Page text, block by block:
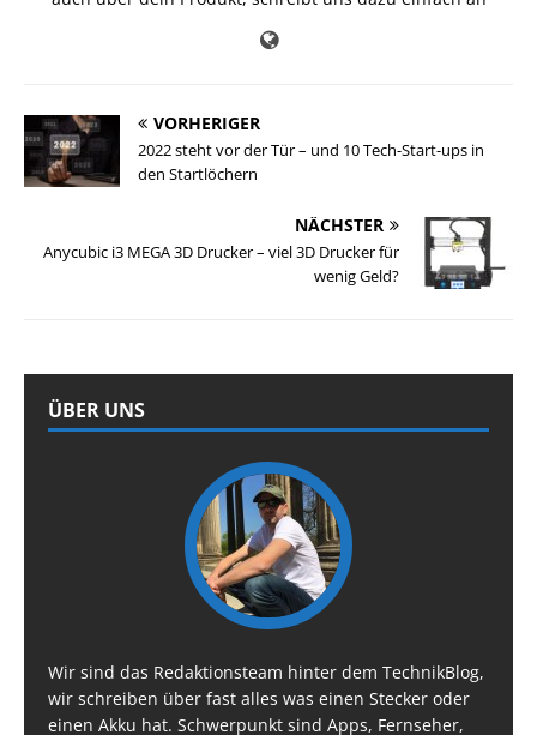
VORHERIGER
2022 steht vor der Tür – und 10 Tech-Start-ups in
den Startlöchern
NÄCHSTER
Anycubic i3 MEGA 3D Drucker – viel 3D Drucker für
wenig Geld?
ÜBER UNS
Wir sind das Redaktionsteam hinter dem TechnikBlog,
wir schreiben über fast alles was einen Stecker oder
einen Akku hat. Schwerpunkt sind Apps, Fernseher,